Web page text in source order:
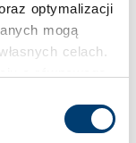
optymalizacji
mogą
celach.